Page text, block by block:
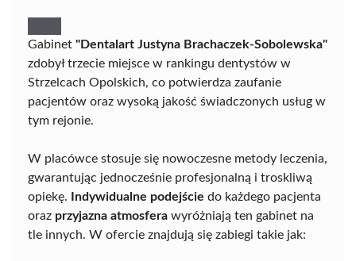
Gabinet "Dentalart Justyna Brachaczek-Sobolewska"
zdobył trzecie miejsce w rankingu dentystów w
Strzelcach Opolskich, co potwierdza zaufanie
pacjentów oraz wysoką jakość świadczonych usług w
tym rejonie.
W placówce stosuje się nowoczesne metody leczenia,
gwarantując jednocześnie profesjonalną i troskliwą
opiekę.
Indywidualne podejście do każdego pacjenta
oraz przyjazna atmosfera wyróżniają ten gabinet na
tle innych. W ofercie znajdują się zabiegi takie jak: